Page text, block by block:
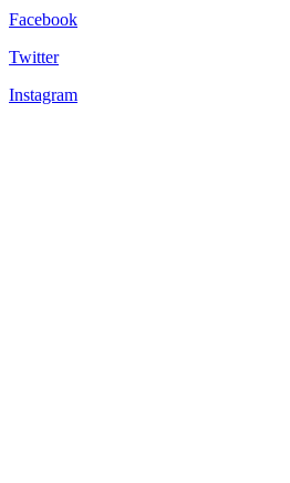
Facebook
Twitter
Instagram